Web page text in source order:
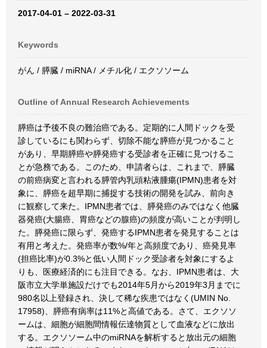
2017-04-01 – 2022-03-31
Keywords
がん / 膵臓 / miRNA / メチル化 / エクソソーム
Outline of Annual Research Achievements
膵癌は予後不良の難治癌である。定期的に人間ドックを受
診しているにも関わらず、切除不能な膵癌が見つかること
があり、早期膵癌や膵発癌する受診者を正確に見つけるこ
とが急務である。このため、申請者らは、これまで、膵臓
の前癌病変と言われる膵管内乳頭粘液腫瘍(IPMN)患者を対
象に、膵癌を超早期に捕捉する技術の開発を試み、前向き
に観察して来た。IPMN患者では、膵発癌のみではなく他臓
器発癌(大腸癌、胃癌などの腺癌)の頻度が高いことが判明し
た。膵発癌に限らず、発癌するIPMN患者を発見することは
有用と考えた。発癌率が数%/年と高頻度であり、癌発見率
(担癌比率)が0.3%と低い人間ドック受診者を対象にするよ
りも、医療経済的にも注目できる。なお、IPMN患者は、大
阪市立大学単施設だけでも2014年5月から2019年3月までに
980名以上登録され、決して稀な疾患ではなく(UMIN No.
17958)、膵癌有病率は11%と高値である。さて、エクソソ
ームは、細胞が細胞間情報伝達物質として血液などに放出
する。エクソソーム中のmiRNAを解析すると放出元の細胞